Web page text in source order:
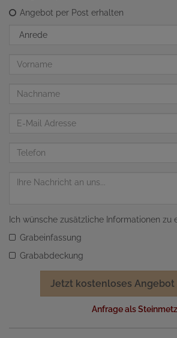
Angebot per Post erhalten
Anrede
Vorname
Nachname
Telefon
Nachricht
Ich wünsche zusätzliche Informationen zu
Grabeinfassung
Grababdeckung
Jetzt kostenloses
Anfrage als Steinmetz